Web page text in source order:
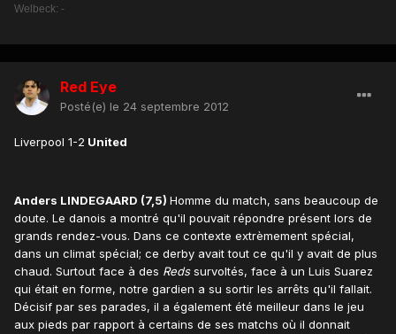
Welbeck: -
Red Eye
Posté(e) le 24 septembre 2012
Liverpool 1-2 United
Anders LINDEGAARD (7,5) Homme du match, sans beaucoup de
doute. Le danois a montré qu'il pouvait répondre présent lors de
grands rendez-vous. Dans ce contexte extrèmement spécial,
dans un climat spécial; ce derby avait tout ce qu'il y avait de plus
chaud. Surtout face à des Redssurvoltés, face à un Luis Suarez
qui était en forme, notre gardien a su sortir les arrêts qu'il fallait.
Décisif par ses parades, il a également été meilleur dans le jeu
aux pieds par rapport à certains de ses matchs où il donnait